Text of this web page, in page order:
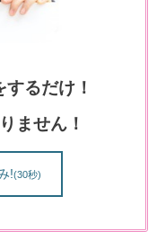
るだけ！
ません！
!(30秒)